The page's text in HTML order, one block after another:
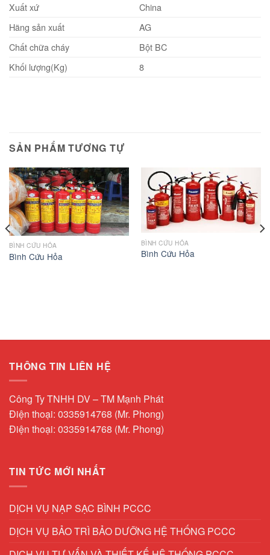
Xuất xứ
China
Hãng sản xuất
AG
Chất chữa cháy
Bột BC
Khối lượng(Kg)
8
SẢN PHẨM TƯƠNG TỰ
BÌNH CỨU HỎA
Bình Cứu Hỏa
BÌNH CỨU HỎA
Bình Cứu Hỏa
THÔNG TIN LIÊN HỆ
Công Ty TNHH DV – TM Mạnh Phát
Điện thoại: 0335914768 (Mr. Phong)
Điện thoại: 0335914768 (Mr. Phong)
TIN TỨC MỚI NHẤT
DỊCH VỤ NẠP SẠC BÌNH PCCC
DỊCH VỤ BẢO TRÌ BẢO DƯỠNG HỆ THỐNG PCCC